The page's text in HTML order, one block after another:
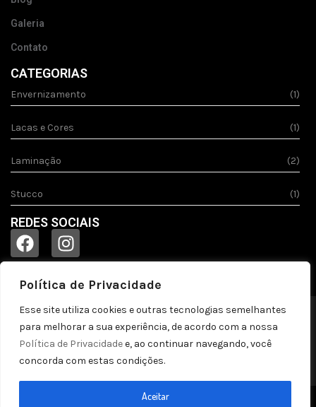
Política de Privacidade
Esse site utiliza cookies e outras tecnologias semelhantes
para melhorar a sua experiência, de acordo com a nossa
Política de Privacidadee, ao continuar navegando, você
concorda com estas condições.
Aceitar
Galeria
Contato
CATEGORIAS
Envernizamento (1)
Lacas e Cores (1)
Laminação (2)
Stucco (1)
REDES SOCIAIS
© 2023
Todos os direitos reservados!
Política de privacidade
by pontozap